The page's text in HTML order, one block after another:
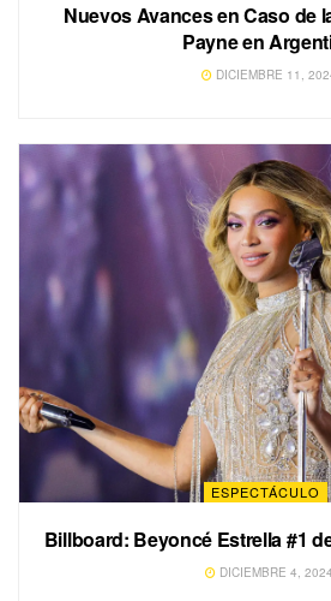
Nuevos Avances en Caso de
Payne en
DICIEMBRE 11,
ESPECTÁCULO
Billboard: Beyoncé Estrella #1
DICIEMBRE 4, 2024